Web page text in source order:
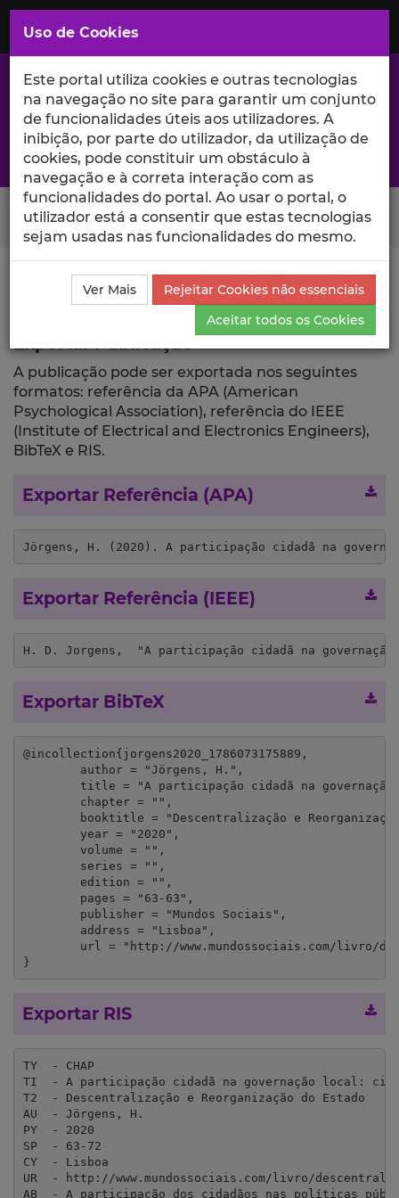
Saltar
para
Conteúdo
Principal
A excelência da investigação e ciência no Iscte
Search Button
Ciência_Iscte Publicações
Descrição Detalhada da
Publicação
Exportar
A publicação pode ser exportada nos seguintes
formatos: referência da APA (American
Psychological Association), referência do IEEE
(Institute of Electrical and Electronics Engineers),
BibTeX e RIS.
Exportar Referência (APA)
Jörgens, H. (2020). A participação cidadã na
Exportar Referência (IEEE)
H. D. Jorgens,  "A participação cidadã na
Exportar BibTeX
@incollection{jorgens2020_1786073175889,
}
Exportar RIS
TY  - CHAP
TI  - A participação cidadã na governação local:
T2  - Descentralização e Reorganização do Estado
AU  - Jörgens, H.
PY  - 2020
SP  - 63-72
CY  - Lisboa
UR  - http://www.mundossociais.com/livro/
AB  - A participação dos cidadãos nas políticas
Uso de Cookies
Este portal utiliza cookies e outras tecnologias
na navegação no site para garantir um conjunto
de funcionalidades úteis aos utilizadores. A
inibição, por parte do utilizador, da utilização de
cookies, pode constituir um obstáculo à
navegação e à correta interação com as
funcionalidades do portal. Ao usar o portal, o
utilizador está a consentir que estas tecnologias
sejam usadas nas funcionalidades do mesmo.
Ver Mais
Rejeitar Cookies não essenciais
Aceitar todos os Cookies